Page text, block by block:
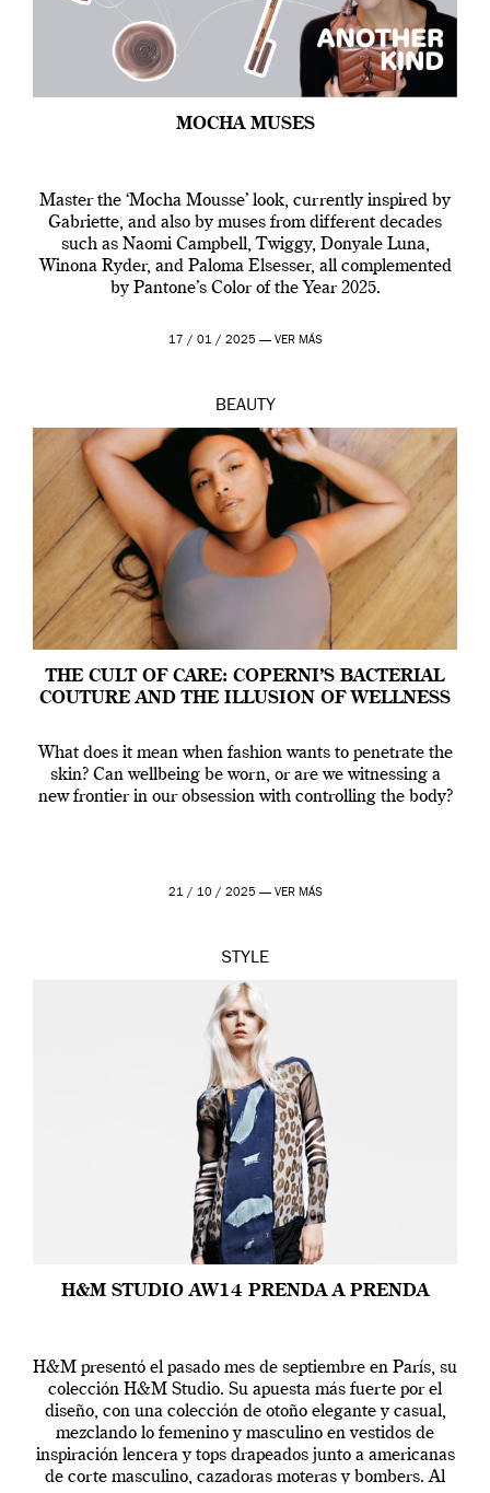
MOCHA MUSES
Master the ‘Mocha Mousse’ look, currently inspired by
Gabriette, and also by muses from different decades
such as Naomi Campbell, Twiggy, Donyale Luna,
Winona Ryder, and Paloma Elsesser, all complemented
by Pantone’s Color of the Year 2025.
17 / 01 / 2025 — VER MÁS
BEAUTY
THE CULT OF CARE: COPERNI’S BACTERIAL
COUTURE AND THE ILLUSION OF WELLNESS
What does it mean when fashion wants to penetrate the
skin? Can wellbeing be worn, or are we witnessing a
new frontier in our obsession with controlling the body?
21 / 10 / 2025 — VER MÁS
STYLE
H&M STUDIO AW14 PRENDA A PRENDA
H&M presentó el pasado mes de septiembre en París, su
colección H&M Studio. Su apuesta más fuerte por el
diseño, con una colección de otoño elegante y casual,
mezclando lo femenino y masculino en vestidos de
inspiración lencera y tops drapeados junto a americanas
de corte masculino, cazadoras moteras y bombers. Al